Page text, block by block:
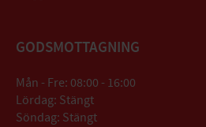
GODSMOTTAGNING
Mån - Fre: 08:00 - 16:00
Lördag: Stängt
Söndag: Stängt